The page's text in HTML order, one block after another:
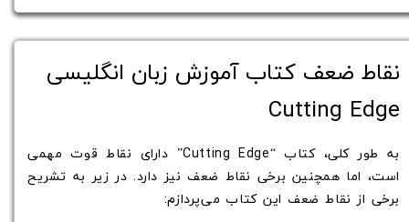
نقاط ضعف کتاب آموزش زبان انگلیسی
Cutting Edge
به طور کلی، کتاب “Cutting Edge” دارای نقاط قوت مهمی
است، اما همچنین برخی نقاط ضعف نیز دارد. در زیر به تشریح
برخی از نقاط ضعف این کتاب می‌پردازم: